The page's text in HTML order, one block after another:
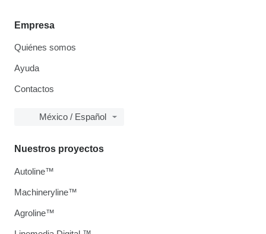
Empresa
Quiénes somos
Ayuda
Contactos
México / Español
Nuestros proyectos
Autoline™
Machineryline™
Agroline™